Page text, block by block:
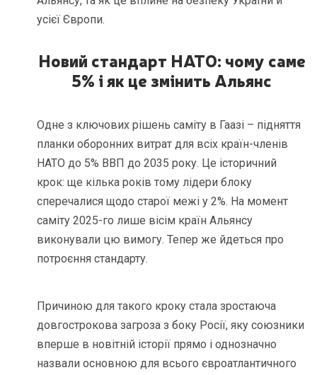
усієї Європи.
Новий стандарт НАТО: чому саме
5% і як це змінить Альянс
Одне з ключових рішень саміту в Гаазі – підняття
планки оборонних витрат для всіх країн-членів
НАТО до 5% ВВП до 2035 року. Це історичний
крок: ще кілька років тому лідери блоку
сперечалися щодо старої межі у 2%. На момент
саміту 2025-го лише вісім країн Альянсу
виконували цю вимогу. Тепер же йдеться про
потроєння стандарту.
Причиною для такого кроку стала зростаюча
довгострокова загроза з боку Росії, яку союзники
вперше в новітній історії прямо і однозначно
назвали основною для всього євроатлантичного